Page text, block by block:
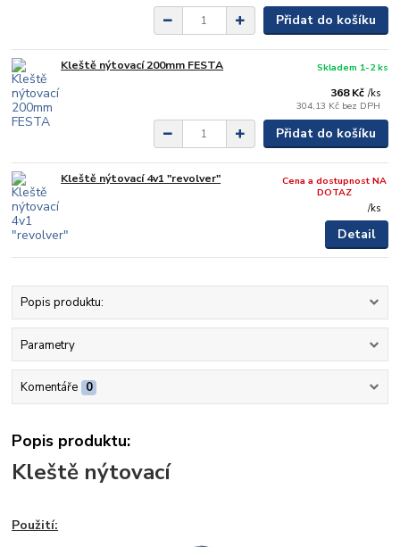
Přidat do košíku
Kleště nýtovací 200mm FESTA
368 Kč /ks
304,13 Kč bez DPH
Skladem 1-2 ks
Přidat do košíku
Kleště nýtovací 4v1 "revolver"
/ks
Cena a dostupnost NA
DOTAZ
Detail
Popis produktu:
Parametry
Komentáře 0
Popis produktu:
Kleště nýtovací
Použití: